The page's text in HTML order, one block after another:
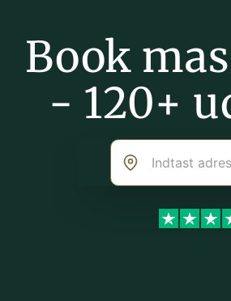
Book
- 120+